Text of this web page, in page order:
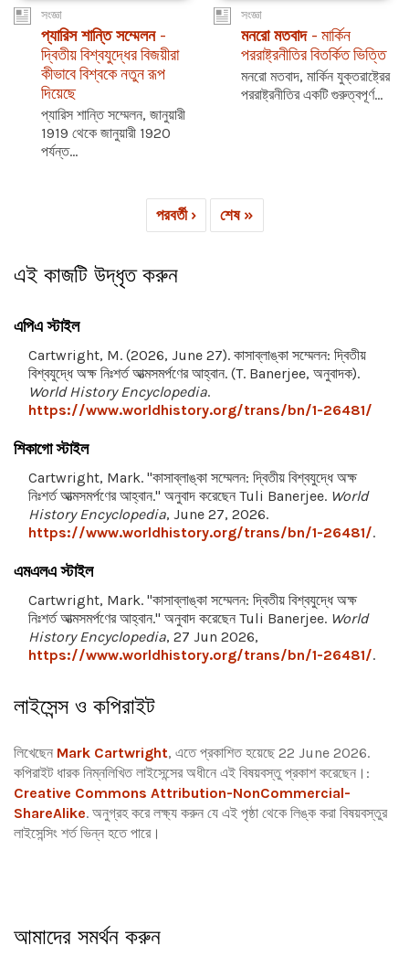
সংজ্ঞা
প্যারিস শান্তি সম্মেলন -
দ্বিতীয় বিশ্বযুদ্ধের বিজয়ীরা
কীভাবে বিশ্বকে নতুন রূপ
দিয়েছে
প্যারিস শান্তি সম্মেলন, জানুয়ারী
1919 থেকে জানুয়ারী 1920
পর্যন্ত...
সংজ্ঞা
মনরো মতবাদ - মার্কিন
পররাষ্ট্রনীতির বিতর্কিত ভিত্তি
মনরো মতবাদ, মার্কিন যুক্তরাষ্ট্রের
পররাষ্ট্রনীতির একটি গুরুত্বপূর্ণ...
পরবর্তী › শেষ »
এই কাজটি উদ্ধৃত করুন
এপিএ স্টাইল
Cartwright, M. (2026, June 27). কাসাব্লাঙ্কা সম্মেলন: দ্বিতীয়
বিশ্বযুদ্ধে অক্ষ নিঃশর্ত আত্মসমর্পণের আহ্বান. (T. Banerjee, অনুবাদক).
World History Encyclopedia.
https://www.worldhistory.org/trans/bn/1-26481/
শিকাগো স্টাইল
Cartwright, Mark. "কাসাব্লাঙ্কা সম্মেলন: দ্বিতীয় বিশ্বযুদ্ধে অক্ষ
নিঃশর্ত আত্মসমর্পণের আহ্বান." অনুবাদ করেছেন Tuli Banerjee. World
History Encyclopedia, June 27, 2026.
https://www.worldhistory.org/trans/bn/1-26481/.
এমএলএ স্টাইল
Cartwright, Mark. "কাসাব্লাঙ্কা সম্মেলন: দ্বিতীয় বিশ্বযুদ্ধে অক্ষ
নিঃশর্ত আত্মসমর্পণের আহ্বান." অনুবাদ করেছেন Tuli Banerjee. World
History Encyclopedia, 27 Jun 2026,
https://www.worldhistory.org/trans/bn/1-26481/.
লাইসেন্স ও কপিরাইট
লিখেছেন Mark Cartwright, এতে প্রকাশিত হয়েছে 22 June 2026.
কপিরাইট ধারক নিম্নলিখিত লাইসেন্সের অধীনে এই বিষয়বস্তু প্রকাশ করেছেন।:
Creative Commons Attribution-NonCommercial-
ShareAlike. অনুগ্রহ করে লক্ষ্য করুন যে এই পৃষ্ঠা থেকে লিঙ্ক করা বিষয়বস্তুর
লাইসেন্সিং শর্ত ভিন্ন হতে পারে।
আমাদের সমর্থন করুন